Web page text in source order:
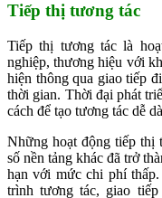
Tiếp thị tương tác
Tiếp thị tương tác là
nghiệp, thương hiệu với
hiện thông qua giao tiếp
thời gian. Thời đại phát
cách để tạo tương tác dễ
Những hoạt động tiếp thị
số nền tảng khác đã trở
hạn với mức chi phí
trình tương tác, giao